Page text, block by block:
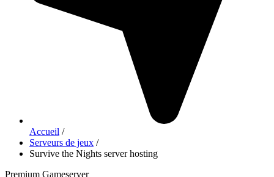
Accueil /
Serveurs de jeux /
Survive the Nights server hosting
Premium Gameserver